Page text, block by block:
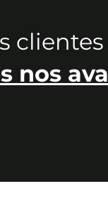
clientes
nos